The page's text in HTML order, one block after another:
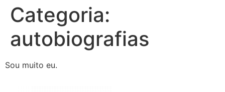
Categoria:
autobiografias
Sou muito eu.